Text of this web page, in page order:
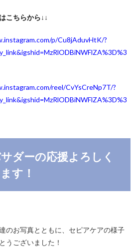
こちらから↓↓
p/Cu8jAduvHtK/?
reel/CvYsCreNp7T/?
ダーの応援よろしく
す！
のお写真とともに、セピアケアの様子
うございました！